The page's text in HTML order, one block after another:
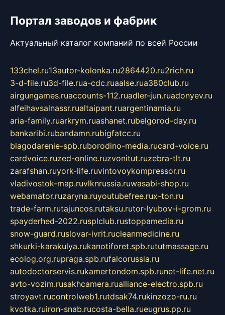
Портал заводов и фабрик
Актуальный каталог компаний по всей России
133chel.ru13autor-kolonka.ru2864420.ru2rich.ru
3-d-file.ru3d-file.rua-cdc.ruaalse.rua380club.ru
airgungames.ruaccounts-112.ruadler-jun.ruadonyev.ru
alfeihavsalnassr.rualtaipant.ruargentinamia.ru
aria-family.ruarkrym.ruashanet.rubelgorod-day.ru
bankaribi.rubandamn.rubigfatcc.ru
blagodarenie-spb.ruborodino-media.rucard-voice.ru
cardvoice.ruzed-online.ruzvonitut.ruzebra-tlt.ru
zarafshan.ruyork-life.ruvintovoykompressor.ru
vladivostok-map.ruvlknrussia.ruwasabi-shop.ru
webamator.ruzaryna.ruyoutubefree.rux-ton.ru
trade-farm.rutajuncos.rutaksu.rutor-lyubov-i-grom.ru
spayderhed-2022.rusplclub.rustoppamedia.ru
snow-guard.ruslovar-ivrit.rucleanmedicine.ru
shkurki-karakulya.rukanotiforet.spb.rututmassage.ru
ecolog.org.rupraga.spb.rufalcorussia.ru
autodoctorservis.rukamertondom.spb.runet-life.net.ru
avto-vozim.rusakhcamera.rualliance-electro.spb.ru
stroyavt.rucontrolweb1.rutdsak74.rukinzozo-ru.ru
kvotka.ruiron-snab.rucosta-bella.rueugrus.pp.ru